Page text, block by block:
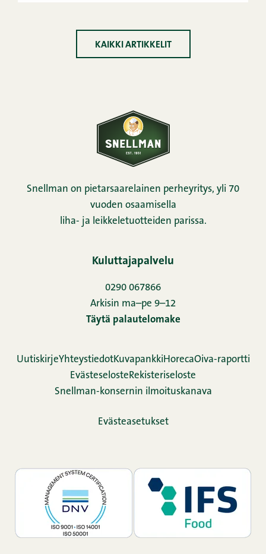
KAIKKI ARTIKKELIT
Snellman on pietarsaarelainen perheyritys, yli 70
vuoden osaamisella
liha- ja leikkeletuotteiden parissa.
Kuluttajapalvelu
0290 067866
Arkisin ma–pe 9–12
Täytä palautelomake
UutiskirjeYhteystiedotKuvapankki HorecaOiva-raportti
Evästeseloste Rekisteriseloste
Snellman-konsernin ilmoituskanava
Evästeasetukset